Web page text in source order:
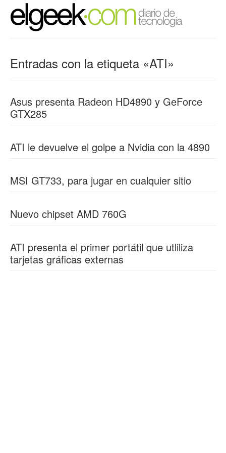
Entradas con la etiqueta «ATI»
Asus presenta Radeon HD4890 y GeForce
GTX285
ATI le devuelve el golpe a Nvidia con la 4890
MSI GT733, para jugar en cualquier sitio
Nuevo chipset AMD 760G
ATI presenta el primer portátil que utliliza
tarjetas gráficas externas